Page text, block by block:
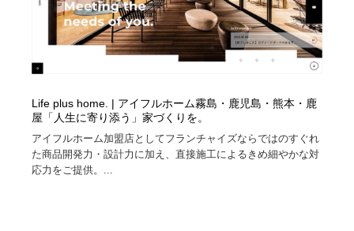
Life plus home. | アイフルホーム霧島・鹿児島・熊本・鹿
屋「人生に寄り添う」家づくりを。
アイフルホーム加盟店としてフランチャイズならではのすぐれ
た商品開発力・設計力に加え、直接施工によるきめ細やかな対
応力をご提供。...